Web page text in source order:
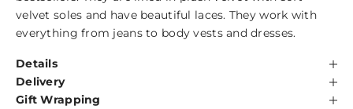
velvet soles and have beautiful laces. They work with
everything from jeans to body vests and dresses.
Details
Delivery
Gift Wrapping